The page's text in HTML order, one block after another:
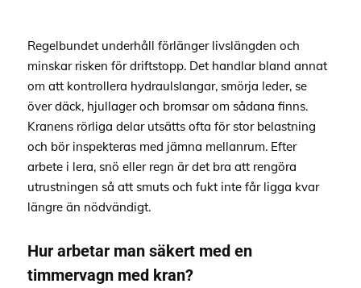
Regelbundet underhåll förlänger livslängden och
minskar risken för driftstopp. Det handlar bland annat
om att kontrollera hydraulslangar, smörja leder, se
över däck, hjullager och bromsar om sådana finns.
Kranens rörliga delar utsätts ofta för stor belastning
och bör inspekteras med jämna mellanrum. Efter
arbete i lera, snö eller regn är det bra att rengöra
utrustningen så att smuts och fukt inte får ligga kvar
längre än nödvändigt.
Hur arbetar man säkert med en
timmervagn med kran?